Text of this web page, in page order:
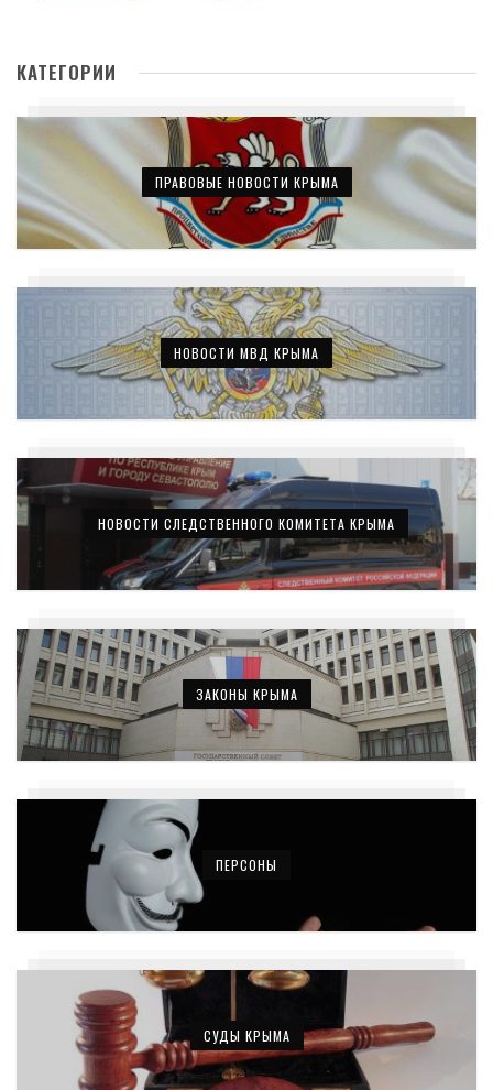
КАТЕГОРИИ
ПРАВОВЫЕ НОВОСТИ КРЫМА
НОВОСТИ МВД КРЫМА
НОВОСТИ СЛЕДСТВЕННОГО КОМИТЕТА КРЫМА
ЗАКОНЫ КРЫМА
ПЕРСОНЫ
СУДЫ КРЫМА